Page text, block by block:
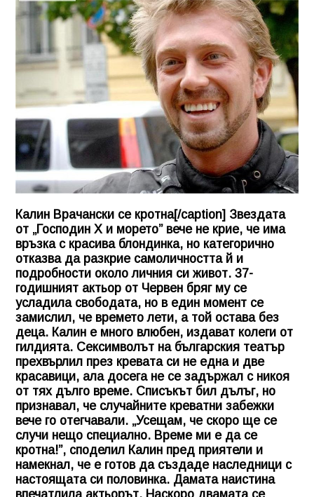
Калин Врачански се кротна[/caption] Звездата
от „Господин Х и морето” вече не крие, че има
връзка с красива блондинка, но категорично
отказва да разкрие самоличността й и
подробности около личния си живот. 37-
годишният актьор от Червен бряг му се
усладила свободата, но в един момент се
замислил, че времето лети, а той остава без
деца. Калин е много влюбен, издават колеги от
гилдията. Сексимволът на българския театър
прехвърлил през кревата си не една и две
красавици, ала досега не се задържал с никоя
от тях дълго време. Списъкът бил дълъг, но
признавал, че случайните креватни забежки
вече го отегчавали. „Усещам, че скоро ще се
случи нещо специално. Време ми е да се
кротна!”, споделил Калин пред приятели и
намекнал, че е готов да създаде наследници с
настоящата си половинка. Дамата наистина
впечатлила актьорът. Наскоро двамата се